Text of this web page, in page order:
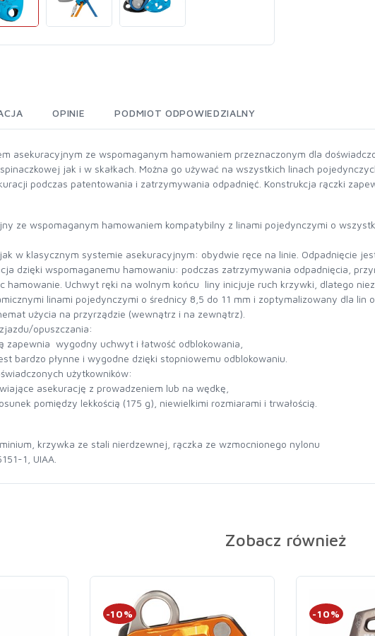
OPINIE PODMIOT ODPOWIEDZIALNY
asekuracyjnym ze wspomaganym hamowaniem przeznaczonym dla
jak i w skałkach. Można go używać na wszystkich linach
podczas patentowania i zatrzymywania odpadnięć. Konstrukcja rączki
ze wspomaganym hamowaniem kompatybilny z linami pojedynczymi o
w klasycznym systemie asekuracyjnym: obydwie ręce na linie. Odpadnięcie
dzięki wspomaganemu hamowaniu: podczas zatrzymywania odpadnięcia,
hamowanie. Uchwyt ręki na wolnym końcu liny inicjuje ruch krzywki, dlatego
linami pojedynczymi o średnicy 8,5 do 11 mm i zoptymalizowany dla lin
użycia na przyrządzie (wewnątrz i na zewnątrz).
opuszczania:
zapewnia wygodny uchwyt i łatwość odblokowania,
bardzo płynne i wygodne dzięki stopniowemu odblokowaniu.
użytkowników:
asekurację z prowadzeniem lub na wędkę,
pomiędzy lekkością (175 g), niewielkimi rozmiarami i trwałością.
krzywka ze stali nierdzewnej, rączka ze wzmocnionego nylonu
1, UIAA.
Zobacz również
-10% -10%